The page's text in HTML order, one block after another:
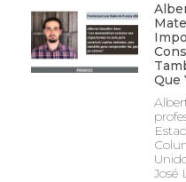
Que
José